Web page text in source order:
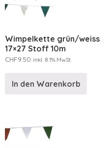
Wimpelkette grün/weiss
17×27 Stoff 10m
CHF9.50 inkl. 8.1% MwSt.
In den Warenkorb